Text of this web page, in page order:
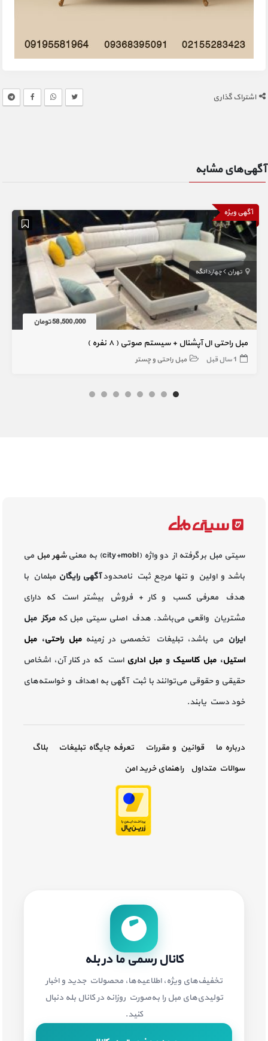
اشتراک گذاری
آگهی‌های مشابه
آگهی ویژه
تهران چهاردانگه
58,500,000 تومان
مبل راحتی ال آپشنال + سیستم صوتی ( ۸ نفره )
1 سال قبل مبل راحتی و چستر
سیتی مبل بر گرفته از دو واژه (city+mobl) به معنی شهر مبل می
باشد و اولین و تنها مرجع ثبت نامحدودآگهی رایگان مبلمان با
هدف معرفی کسب و کار + فروش بیشتر است که دارای
مشتریان واقعی می‌باشد. هدف اصلی سیتی مبل کهمرکز مبل
ایران می باشد، تبلیغات تخصصی در زمینه مبل راحتی،مبل
استیل،مبل کلاسیک ومبل اداری است که در کنار آن، اشخاص
حقیقی و حقوقی می‌توانند با ثبت آگهی به اهداف و خواسته‌های
خود دست یابند.
درباره ما قوانین و مقررات تعرفه جایگاه تبلیغات
بلاگ
سوالات متداول
راهنمای خرید امن
کانال رسمی ما در بله
تخفیف‌های ویژه، اطلاعیه‌ها، محصولات جدید و اخبار
تولیدی‌های مبل را به‌صورت روزانه در کانال بله دنبال
کنید.